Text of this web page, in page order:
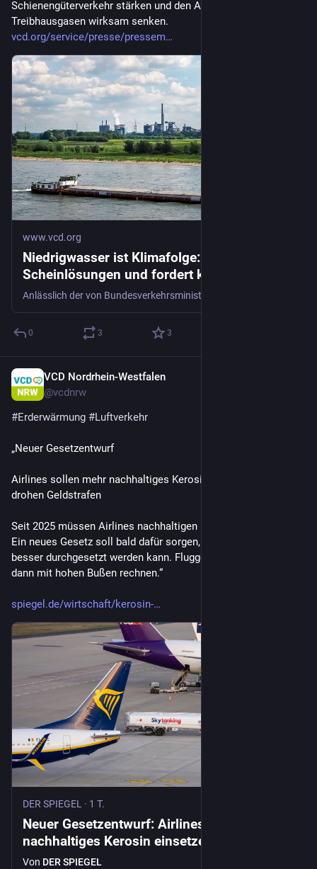
Schienengüterverkehr stärken und den Ausstoß von
Treibhausgasen wirksam senken.
vcd.org/service/presse/pressem
www.vcd.org
Niedrigwasser ist Klimafolge: VCD warnt vor
Scheinlösungen und fordert konsequenten
Klimaschutz
0 3 3
VCD Nordrhein-Westfalen
@vcdnrw
#Erderwärmung #Luftverkehr
„Neuer Gesetzentwurf
Airlines sollen mehr nachhaltiges Kerosin einsetzen – sonst
drohen Geldstrafen
Seit 2025 müssen Airlines nachhaltigen Kraftstoff beimischen.
Ein neues Gesetz soll bald dafür sorgen, dass diese Regelung
besser durchgesetzt werden kann. Fluggesellschaften müssen
dann mit hohen Bußen rechnen.“
spiegel.de/wirtschaft/kerosin-
DER SPIEGEL · 1 T.
Neuer Gesetzentwurf: Airlines sollen mehr
nachhaltiges Kerosin einsetzen – sonst
drohen Geldstrafen
Von DER SPIEGEL